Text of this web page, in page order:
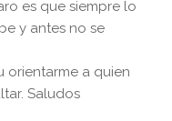
es que siempre lo
y antes no se
orientarme a quien
Saludos